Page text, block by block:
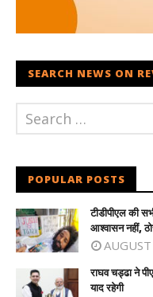
SEARCH NEWS ON
POPULAR POSTS
टीडीपीएल की
आश्वासन नहीं,
राघव चड्ढा ने
याद रहेगी